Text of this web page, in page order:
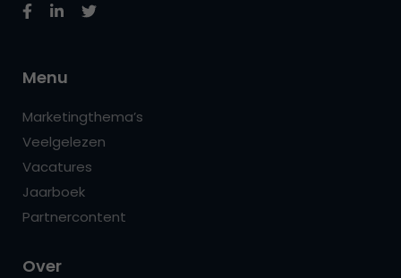
Menu
Marketingthema’s
Veelgelezen
Vacatures
Jaarboek
Partnercontent
Over